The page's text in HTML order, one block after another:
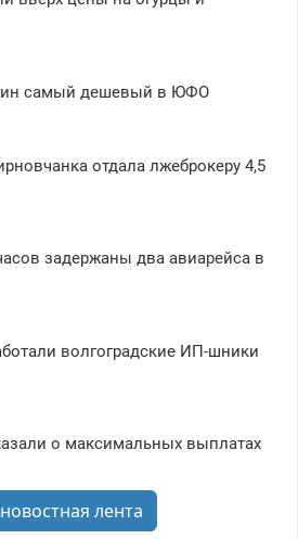
самый дешевый в ЮФО
отдала лжеброкеру 4,5
задержаны два авиарейса в
волгоградские ИП-шники
о максимальных выплатах
лента